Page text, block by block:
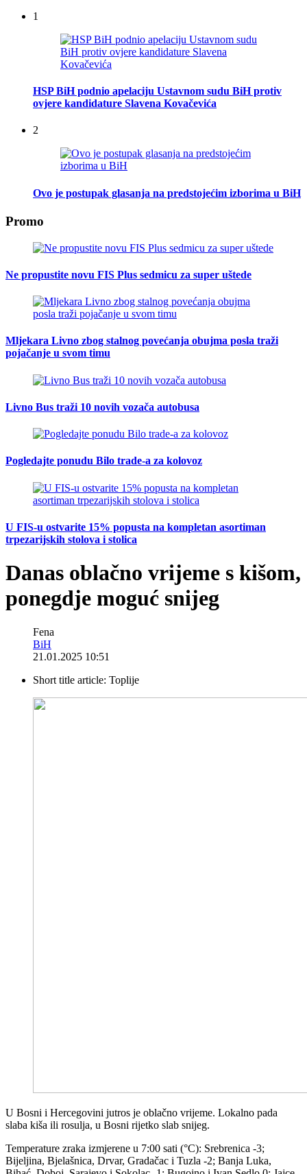
1
HSP BiH podnio apelaciju Ustavnom sudu BiH protiv
ovjere kandidature Slavena Kovačevića
2
Ovo je postupak glasanja na predstojećim izborima u BiH
Promo
Ne propustite novu FIS Plus sedmicu za super uštede
Mljekara Livno zbog stalnog povećanja obujma posla traži
pojačanje u svom timu
Livno Bus traži 10 novih vozača autobusa
Pogledajte ponudu Bilo trade-a za kolovoz
U FIS-u ostvarite 15% popusta na kompletan asortiman
trpezarijskih stolova i stolica
Danas oblačno vrijeme s kišom,
ponegdje moguć snijeg
Fena
BiH
21.01.2025 10:51
Short title article: Toplije
U Bosni i Hercegovini jutros je oblačno vrijeme. Lokalno pada
slaba kiša ili rosulja, u Bosni rijetko slab snijeg.
Temperature zraka izmjerene u 7:00 sati (°C): Srebrenica -3;
Bijeljina, Bjelašnica, Drvar, Gradačac i Tuzla -2; Banja Luka,